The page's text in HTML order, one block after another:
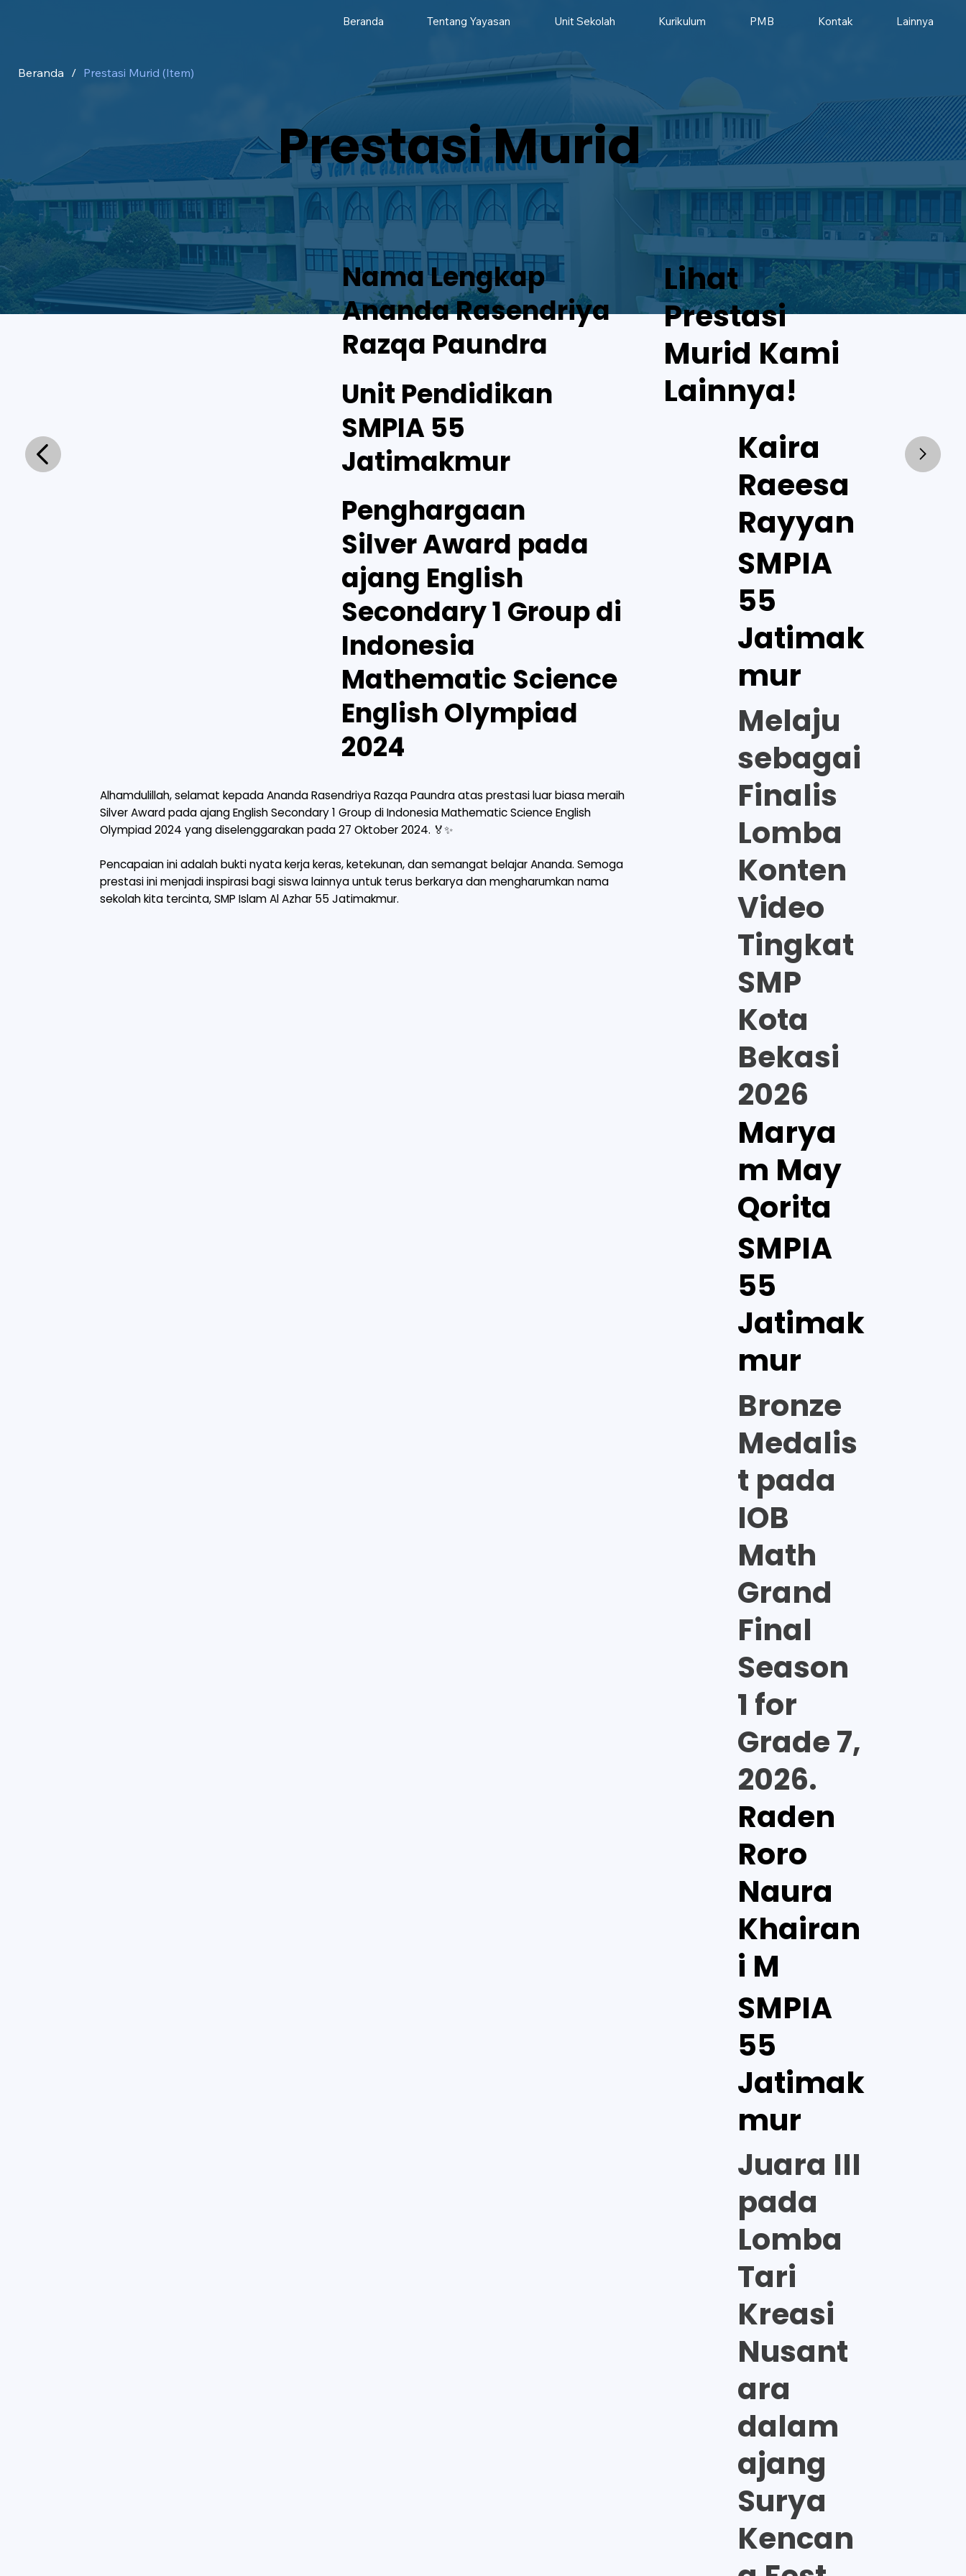
Beranda / Prestasi Murid (Item)
Prestasi Murid
Beranda Tentang Yayasan Unit Sekolah Kurikulum PMB Kontak Lainnya
Nama Lengkap
Ananda Rasendriya
Razqa Paundra
Unit Pendidikan
SMPIA 55
Jatimakmur
Penghargaan
Silver Award pada
ajang English
Secondary 1 Group di
Indonesia
Mathematic Science
English Olympiad
2024
Alhamdulillah, selamat kepada Ananda Rasendriya Razqa Paundra atas prestasi luar biasa meraih
Silver Award pada ajang English Secondary 1 Group di Indonesia Mathematic Science English
Olympiad 2024 yang diselenggarakan pada 27 Oktober 2024. 🏅✨
Pencapaian ini adalah bukti nyata kerja keras, ketekunan, dan semangat belajar Ananda. Semoga
prestasi ini menjadi inspirasi bagi siswa lainnya untuk terus berkarya dan mengharumkan nama
sekolah kita tercinta, SMP Islam Al Azhar 55 Jatimakmur.
Lihat
Prestasi
Murid Kami
Lainnya!
Kaira
Raeesa
Rayyan
SMPIA
55
Jatimak
mur
Melaju
sebagai
Finalis
Lomba
Konten
Video
Tingkat
SMP
Kota
Bekasi
2026
Marya
m May
Qorita
SMPIA
55
Jatimak
mur
Bronze
Medalis
t pada
IOB
Math
Grand
Final
Season
1 for
Grade 7,
2026.
Raden
Roro
Naura
Khairan
i M
SMPIA
55
Jatimak
mur
Juara III
pada
Lomba
Tari
Kreasi
Nusant
ara
dalam
ajang
Surya
Kencan